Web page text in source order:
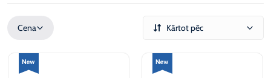
Cena Kārtot pēc